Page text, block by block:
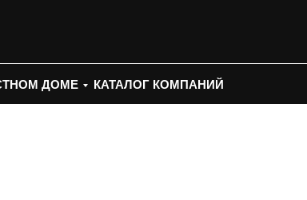
ДОМЕ КАТАЛОГ КОМПАНИЙ